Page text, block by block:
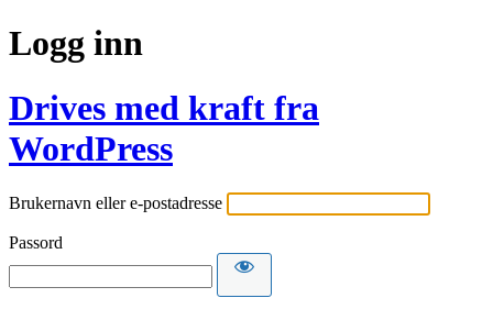
Logg inn
Drives med kraft fra
WordPress
Brukernavn eller e-postadresse
Passord